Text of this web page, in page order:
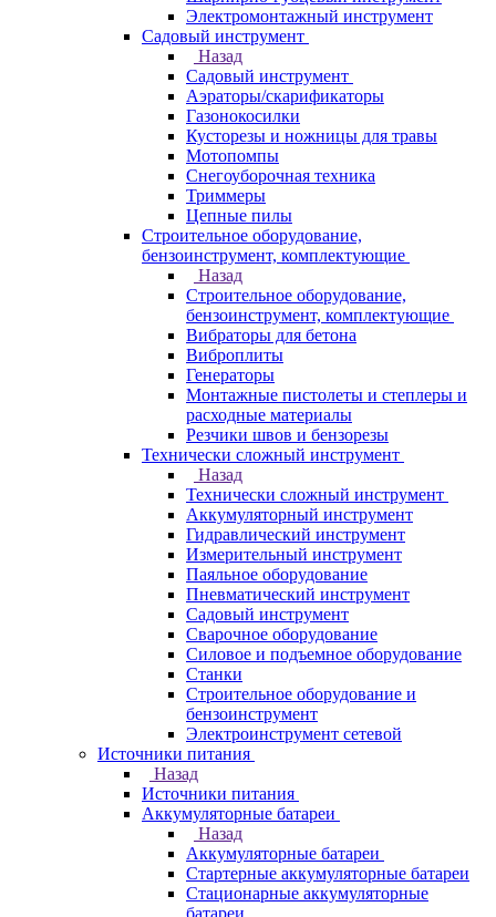
Электромонтажный инструмент
Садовый инструмент
Назад
Садовый инструмент
Аэраторы/скарификаторы
Газонокосилки
Кусторезы и ножницы для травы
Мотопомпы
Снегоуборочная техника
Триммеры
Цепные пилы
Строительное оборудование,
бензоинструмент, комплектующие
Назад
Строительное оборудование,
бензоинструмент, комплектующие
Вибраторы для бетона
Виброплиты
Генераторы
Монтажные пистолеты и степлеры и
расходные материалы
Резчики швов и бензорезы
Технически сложный инструмент
Назад
Технически сложный инструмент
Аккумуляторный инструмент
Гидравлический инструмент
Измерительный инструмент
Паяльное оборудование
Пневматический инструмент
Садовый инструмент
Сварочное оборудование
Силовое и подъемное оборудование
Станки
Строительное оборудование и
бензоинструмент
Электроинструмент сетевой
Источники питания
Назад
Источники питания
Аккумуляторные батареи
Назад
Аккумуляторные батареи
Стартерные аккумуляторные батареи
Стационарные аккумуляторные
батареи